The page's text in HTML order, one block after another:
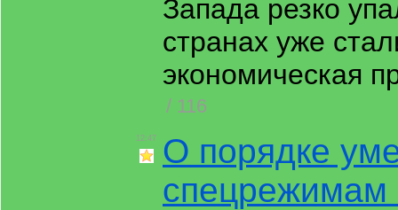
Запада резко
странах уже
экономическая
/ 116
12:47
О порядке
спецрежимам